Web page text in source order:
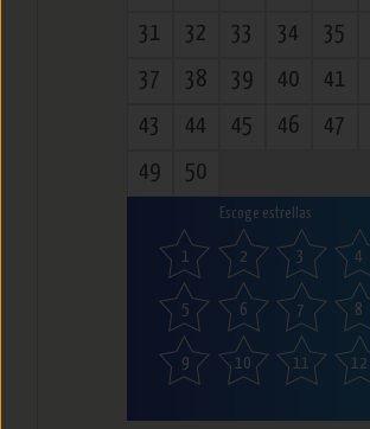
31 32 33 34 35
37 38 39 40 41
43 44 45 46 47
49 50
Escoge estrellas
1 2 3 4
5 6 7 8
9 10 11 12